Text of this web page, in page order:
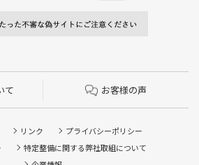
て お客様の声
リンク
プライバシーポリシー
特定整備に関する弊社取組について